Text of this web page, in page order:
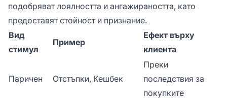
подобряват лоялността и ангажираността, като
предоставят стойност и признание.
Вид
стимул
Пример
Ефект върху
клиента
Паричен Отстъпки, Кешбек
Преки
последствия за
покупките